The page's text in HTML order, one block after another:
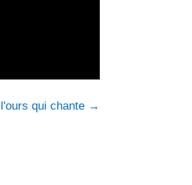
qui chante→